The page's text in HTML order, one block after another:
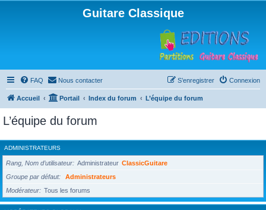
Guitare Classique
FAQ Nous contacter Connexion
S’enregistrer
Accueil Portail Index du forum L’équipe du forum
L’équipe du forum
ADMINISTRATEURS
Rang, Nom d’utilisateur Administrateur ClassicGuitare
Groupe par défaut
Administrateurs
Modérateur
Tous les forums